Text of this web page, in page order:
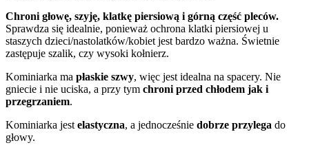
Chroni głowę, szyję, klatkę piersiową i górną część pleców.
Sprawdza się idealnie, ponieważ ochrona klatki piersiowej u
staszych dzieci/nastolatków/kobiet jest bardzo ważna. Świetnie
zastępuje szalik, czy wysoki kołnierz.
Kominiarka ma płaskie szwy, więc jest idealna na spacery. Nie
gniecie i nie uciska, a przy tym chroni przed chłodem jak i
przegrzaniem.
Kominiarka jest elastyczna, a jednocześnie dobrze przylega do
głowy.